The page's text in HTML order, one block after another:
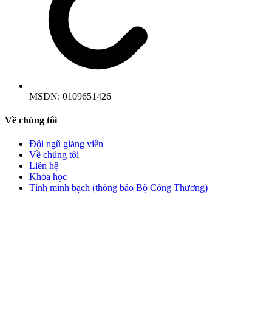
MSDN: 0109651426
Về chúng tôi
Đội ngũ giảng viên
Về chúng tôi
Liên hệ
Khóa học
Tính minh bạch (thông báo Bộ Công Thương)